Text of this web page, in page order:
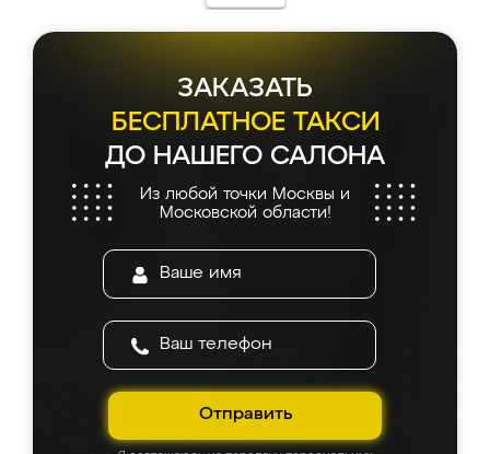
ЗАКАЗАТЬ
БЕСПЛАТНОЕ ТАКСИ
ДО НАШЕГО САЛОНА
Из любой точки Москвы и
Московской области!
Отправить